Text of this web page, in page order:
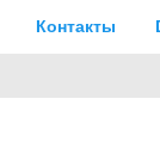
Контакты